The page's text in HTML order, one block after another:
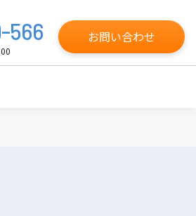
566 お問い合わせ